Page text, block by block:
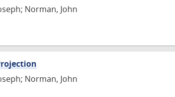
Norman, John
Norman, John